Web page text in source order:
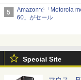
Amazonで「Motorola
60」がセール
Special Site